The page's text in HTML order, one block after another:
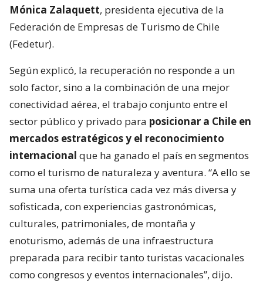
Mónica Zalaquett, presidenta ejecutiva de la
Federación de Empresas de Turismo de Chile
(Fedetur).
Según explicó, la recuperación no responde a un
solo factor, sino a la combinación de una mejor
conectividad aérea, el trabajo conjunto entre el
sector público y privado para posicionar a Chile en
mercados estratégicos y el reconocimiento
internacional que ha ganado el país en segmentos
como el turismo de naturaleza y aventura. “A ello se
suma una oferta turística cada vez más diversa y
sofisticada, con experiencias gastronómicas,
culturales, patrimoniales, de montaña y
enoturismo, además de una infraestructura
preparada para recibir tanto turistas vacacionales
como congresos y eventos internacionales”, dijo.